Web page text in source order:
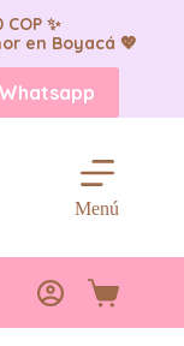
✨
en Boyacá 💖
Whatsapp
Menú
Carro